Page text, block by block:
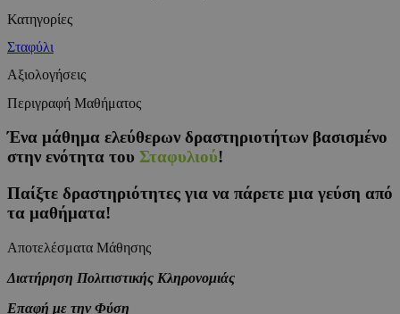
Κατηγορίες
Σταφύλι
Αξιολογήσεις
Περιγραφή Μαθήματος
Ένα μάθημα ελεύθερων δραστηριοτήτων βασισμένο
στην ενότητα του Σταφυλιού!
Παίξτε δραστηριότητες για να πάρετε μια γεύση από
τα μαθήματα!
Αποτελέσματα Μάθησης
Διατήρηση Πολιτιστικής Κληρονομιάς
Επαφή με την Φύση